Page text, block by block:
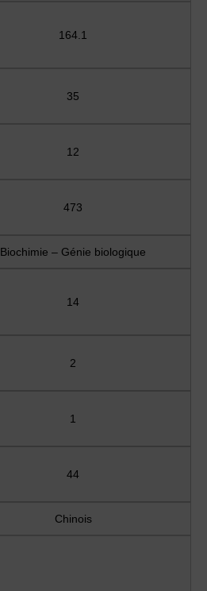
164.1
35
12
473
Biochimie – Génie biologique
14
2
1
44
Chinois